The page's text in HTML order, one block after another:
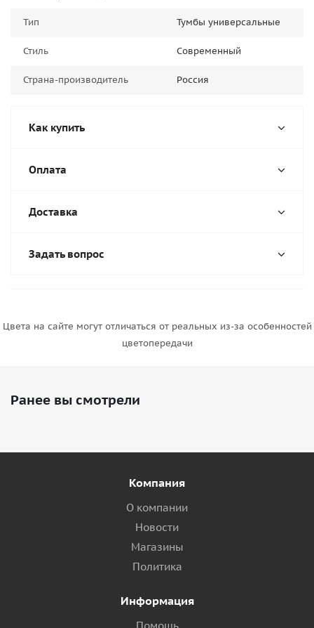
Тип Тумбы универсальные
Стиль Современный
Страна-производитель Россия
Как купить
Оплата
Доставка
Задать вопрос
Цвета на сайте могут отличаться от реальных из-за особенностей
цветопередачи
Ранее вы смотрели
Компания
О компании
Новости
Магазины
Политика
Информация